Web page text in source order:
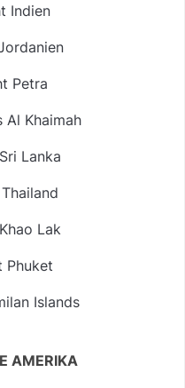
Indien
Petra
Al Khaimah
Lanka
Lak
Phuket
Islands
AMERIKA